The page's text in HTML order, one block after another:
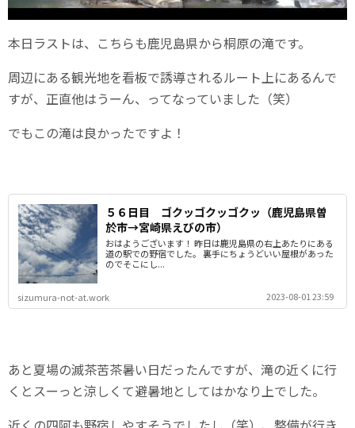
本日ラストは、こちらも鹿児島県から桐原の滝です。
周辺にある観光地を看板で誘導されるルート上にあるんで
すが、正直他はうーん、ってなっていました（笑）
でもこの滝は良かったですよ！
５６日目 ゴクッゴクッゴクッ（鹿児島県曽
於市→宮崎県えびの市）
おはようございます！ 昨日は鹿児島県の右上あたりにある
道の駅での野宿でした。 裏手にちょうどいい屋根があった
のでそこにし...
sizumura-not-at.work 2023-08-01 23:59
あと夏場の滅茶苦茶暑い日だったんですが、滝の近くに行
くとスーっと涼しくて避暑地としてはかなり上でした。